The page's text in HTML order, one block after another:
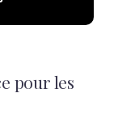
pour les